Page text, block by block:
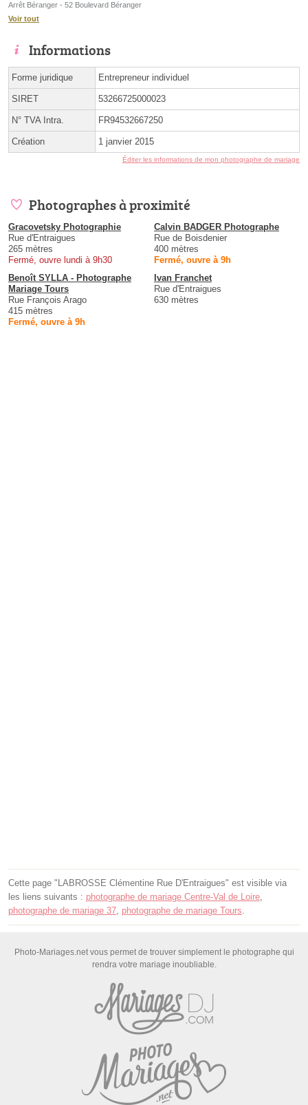
Arrêt Béranger - 52 Boulevard Béranger
Voir tout
Informations
Forme juridique Entrepreneur individuel
SIRET 53266725000023
N° TVA Intra. FR94532667250
Création 1 janvier 2015
Éditer les informations de mon photographe de mariage
Photographes à proximité
Gracovetsky Photographie
Rue d'Entraigues
265 mètres
Fermé, ouvre lundi à 9h30
Calvin BADGER Photographe
Rue de Boisdenier
400 mètres
Fermé, ouvre à 9h
Benoît SYLLA - Photographe
Mariage Tours
Rue François Arago
415 mètres
Fermé, ouvre à 9h
Ivan Franchet
Rue d'Entraigues
630 mètres
Cette page "LABROSSE Clémentine Rue D'Entraigues" est visible via
les liens suivants : photographe de mariage Centre-Val de Loire,
photographe de mariage 37, photographe de mariage Tours.
Photo-Mariages.net vous permet de trouver simplement le photographe qui
rendra votre mariage inoubliable.